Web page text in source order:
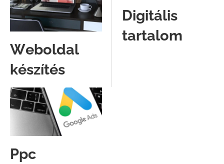
Weboldal
készítés
Digitális
tartalom
Ppc